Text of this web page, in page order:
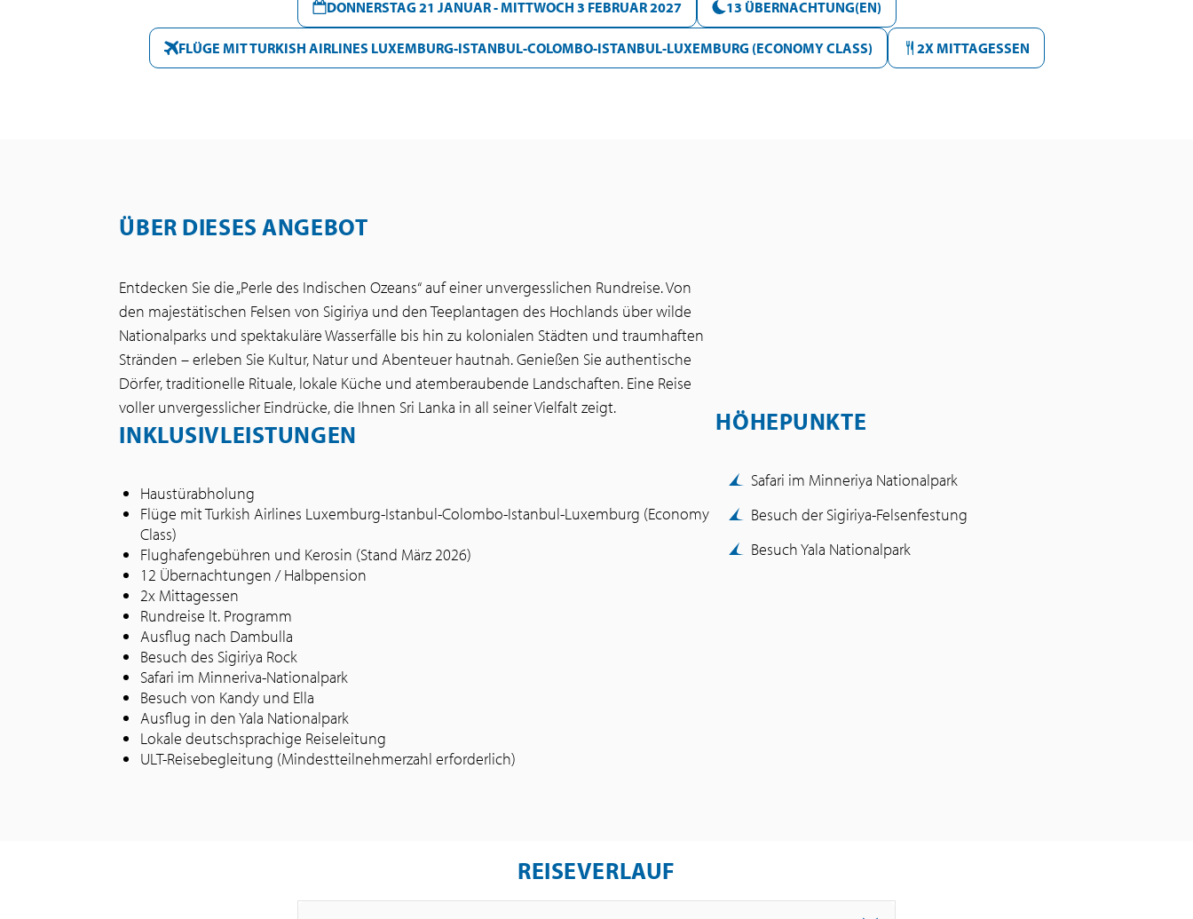
DONNERSTAG 21 JANUAR - MITTWOCH 3 FEBRUAR 2027 13 ÜBERNACHTUNG(EN)
FLÜGE MIT TURKISH AIRLINES LUXEMBURG-ISTANBUL-COLOMBO-ISTANBUL-LUXEMBURG (ECONOMY CLASS) 2X MITTAGESSEN
ÜBER DIESES ANGEBOT
Entdecken Sie die „Perle des Indischen Ozeans“ auf einer unvergesslichen Rundreise. Von
den majestätischen Felsen von Sigiriya und den Teeplantagen des Hochlands über wilde
Nationalparks und spektakuläre Wasserfälle bis hin zu kolonialen Städten und traumhaften
Stränden – erleben Sie Kultur, Natur und Abenteuer hautnah. Genießen Sie authentische
Dörfer, traditionelle Rituale, lokale Küche und atemberaubende Landschaften. Eine Reise
voller unvergesslicher Eindrücke, die Ihnen Sri Lanka in all seiner Vielfalt zeigt.
INKLUSIVLEISTUNGEN
Haustürabholung
Flüge mit Turkish Airlines Luxemburg-Istanbul-Colombo-Istanbul-Luxemburg (Economy
Class)
Flughafengebühren und Kerosin (Stand März 2026)
12 Übernachtungen / Halbpension
2x Mittagessen
Rundreise lt. Programm
Ausflug nach Dambulla
Besuch des Sigiriya Rock
Safari im Minneriva-Nationalpark
Besuch von Kandy und Ella
Ausflug in den Yala Nationalpark
Lokale deutschsprachige Reiseleitung
ULT-Reisebegleitung (Mindestteilnehmerzahl erforderlich)
HÖHEPUNKTE
Safari im Minneriya Nationalpark
Besuch der Sigiriya-Felsenfestung
Besuch Yala Nationalpark
REISEVERLAUF